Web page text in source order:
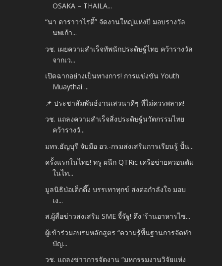
OSAKA – THAILA...
“นา ดาราวาไรตี้” จัดงานใหญ่แห่งปี มอบรางวัล
นพเก้า...
วช. เผยความสำเร็จทัพนักประดิษฐ์ไทย คว้ารางวัล
จากเว...
เปิดฉากอย่างเป็นทางการ! การแข่งขัน Youth
Muaythai ...
📌 ประชาสัมพันธ์งานเสวนาดีๆ ที่ไม่ควรพลาด!
วช. แถลงความสำเร็จสิ่งประดิษฐ์นวัตกรรมไทย
คว้ารางวั...
มทร.ธัญบุรี จับมือ อว.-กรมส่งเสริมการเรียนรู้ ปั้น...
ครั้งแรกในไทย! ทรู ผนึก QTRic เครือข่ายควอนตัม
ในไท...
มูลนิธิป่อเต็กตึ๊ง บรรเทาทุกข์ ส่งต่อกำลังใจ มอบ
เง...
ส.ผู้สื่อข่าวส่งเสริม SME จี้รัฐ! ดึง ‘ร้านอาหารไซ...
ผู้เข้าร่วมอบรมหลักสูตร “ความรู้พื้นฐานการจัดทำ
บัญ...
วช. แถลงข่าวการจัดงาน “มหกรรมงานวิจัยแห่ง